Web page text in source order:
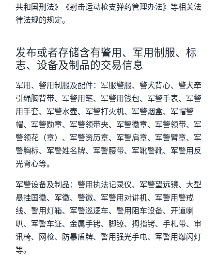
共和国刑法》《射击运动枪支弹药管理办法》等相关法
律法规的规定。
发布或者存储含有警用、军用制服、标
志、设备及制品的交易信息
军用、警用制服及配件：军服警服、警犬背心、警犬牵
引绳胸背带、军警用笔、军警用钱包、军警手表、军警
用手套、军警水壶、军警打火机、军警烟盒、军帽警
帽、军警勋章、军警领带夹、军警徽章、军警领带、军
警领花（章）、军警资历章、军警肩章、军警臂章、军
警胸标、军警姓名牌、军警腰带、军靴警靴、军警用反
光背心等。
军警设备及制品：警用执法记录仪、军警望远镜、大型
悬挂国徽、军徽、警徽、军警用对讲机、军警用警戒
线、警用灯箱、军警巡逻车、警用阻车设备、开道喇
叭、军警车证、金属手铐、脚镣、拇指铐、手札带、审
讯椅、网枪、防暴盾牌、警用强光手电、军警用爆闪灯
等。